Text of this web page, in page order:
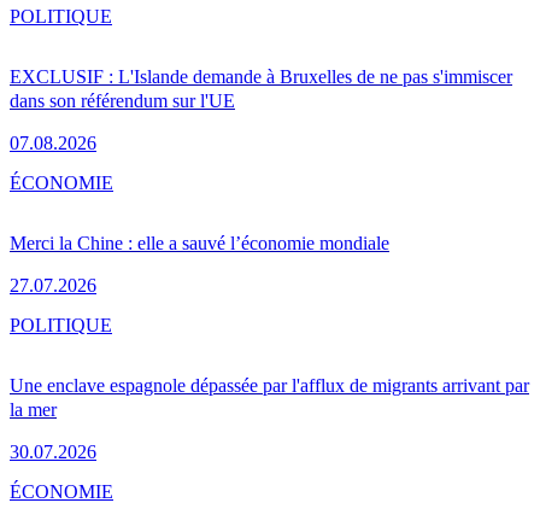
EXCLUSIF : L'Islande demande à Bruxelles de ne pas s'immiscer
dans son référendum sur l'UE
07.08.2026
POLITIQUE
Merci la Chine : elle a sauvé l’économie mondiale
27.07.2026
ÉCONOMIE
Une enclave espagnole dépassée par l'afflux de migrants arrivant par
la mer
30.07.2026
POLITIQUE
ÉCONOMIE